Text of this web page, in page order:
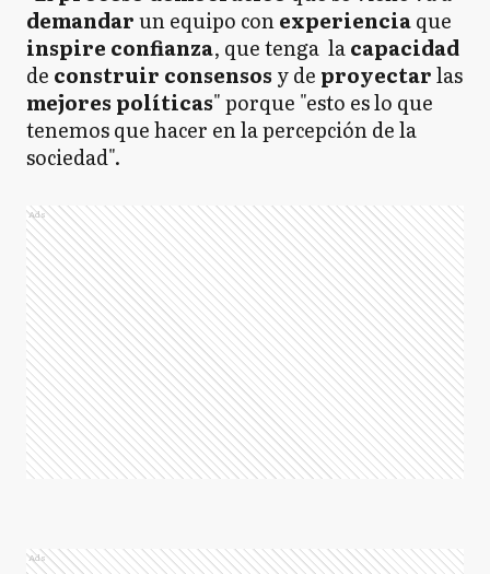
demandarun equipo conexperienciaque
inspire confianza, que tenga lacapacidad
de construir consensos y de proyectarlas
mejores políticas" porque "esto es lo que
tenemos que hacer en la percepción de la
sociedad".
Ads
Ads